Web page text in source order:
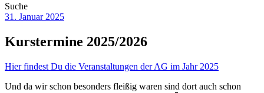
Suche
31. Januar 2025
Kurstermine 2025/2026
Hier findest Du die Veranstaltungen der AG im Jahr 2025
Und da wir schon besonders fleißig waren sind dort auch schon